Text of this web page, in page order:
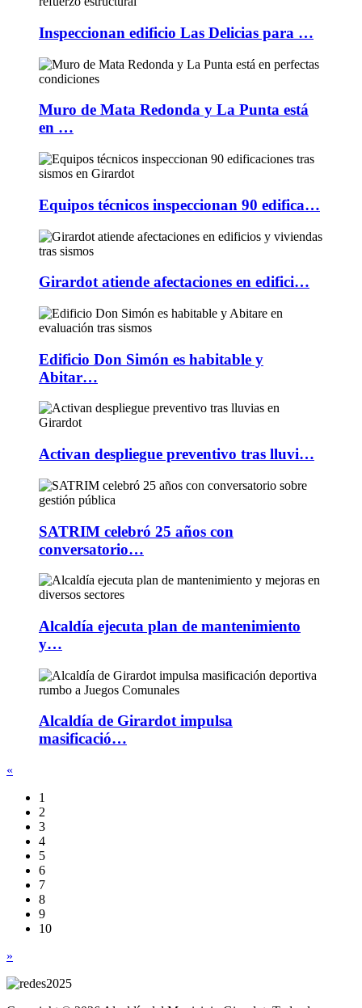
Inspeccionan edificio Las Delicias para …
Muro de Mata Redonda y La Punta está
en …
Equipos técnicos inspeccionan 90 edifica…
Girardot atiende afectaciones en edifici…
Edificio Don Simón es habitable y
Abitar…
Activan despliegue preventivo tras lluvi…
SATRIM celebró 25 años con
conversatorio…
Alcaldía ejecuta plan de mantenimiento
y…
Alcaldía de Girardot impulsa
masificació…
«
1
2
3
4
5
6
7
8
9
10
»